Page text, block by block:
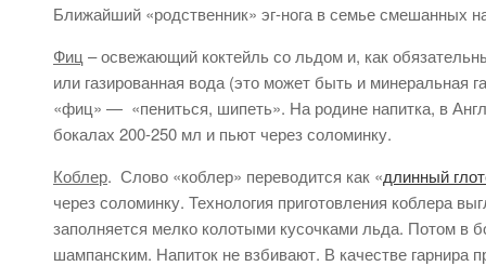
Ближайший «родственник» эг-нога в семье смешанных
Фиц – освежающий коктейль со льдом и, как
или газированная вода (это может быть и минеральная
«фиц» — «пениться, шипеть». На родине напитка, в
бокалах 200-250 мл и пьют через соломинку.
Коблер. Слово «коблер» переводится как «длинный
через соломинку. Технология приготовления коблера
заполняется мелко колотыми кусочками льда. Потом в
шампанским. Напиток не взбивают. В качестве гарнира